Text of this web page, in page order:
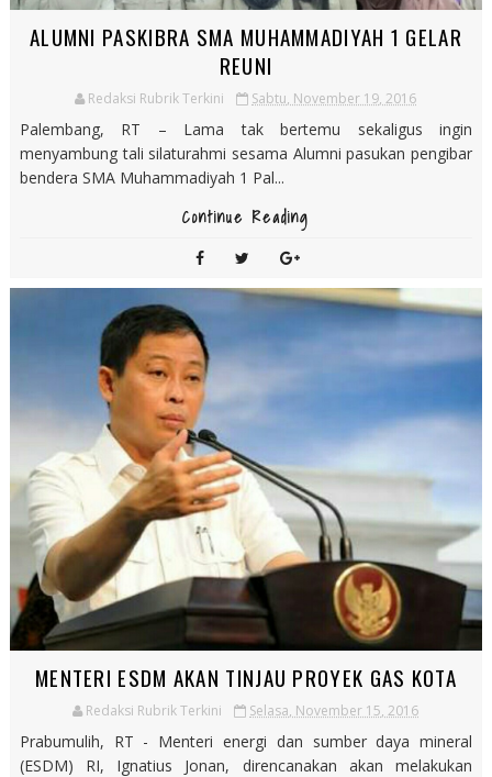
ALUMNI PASKIBRA SMA MUHAMMADIYAH 1 GELAR
REUNI
Redaksi Rubrik Terkini Sabtu, November 19, 2016
Palembang, RT – Lama tak bertemu sekaligus ingin
menyambung tali silaturahmi sesama Alumni pasukan pengibar
bendera SMA Muhammadiyah 1 Pal...
Continue Reading
MENTERI ESDM AKAN TINJAU PROYEK GAS KOTA
Redaksi Rubrik Terkini Selasa, November 15, 2016
Prabumulih, RT - Menteri energi dan sumber daya mineral
(ESDM) RI, Ignatius Jonan, direncanakan akan melakukan